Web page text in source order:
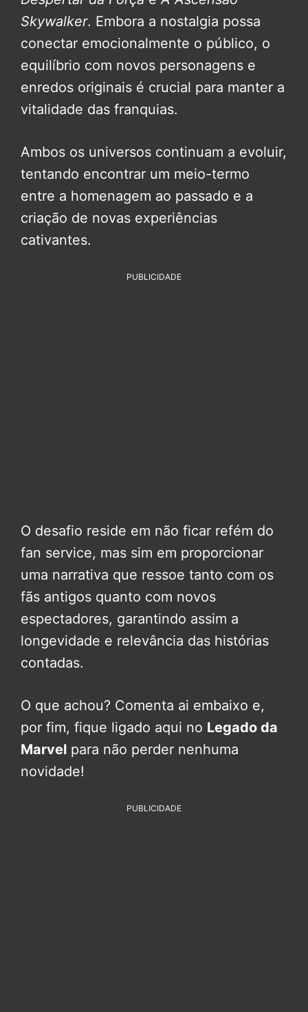
Skywalker. Embora a nostalgia possa
conectar emocionalmente o público, o
equilíbrio com novos personagens e
enredos originais é crucial para manter a
vitalidade das franquias.
Ambos os universos continuam a evoluir,
tentando encontrar um meio-termo
entre a homenagem ao passado e a
criação de novas experiências
cativantes.
PUBLICIDADE
O desafio reside em não ficar refém do
fan service, mas sim em proporcionar
uma narrativa que ressoe tanto com os
fãs antigos quanto com novos
espectadores, garantindo assim a
longevidade e relevância das histórias
contadas.
O que achou? Comenta ai embaixo e,
por fim, fique ligado aqui no Legado da
Marvel para não perder nenhuma
novidade!
PUBLICIDADE